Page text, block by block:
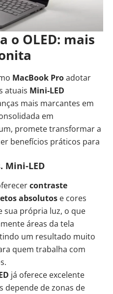
o OLED: mais
MacBook Proadotar
atuais Mini-LED
mais marcantes em
em
promete transformar a
benefícios práticos para
Mini-LED
contraste
absolutos e cores
sua própria luz, o que
áreas da tela
um resultado muito
quem trabalha com
já oferece excelente
depende de zonas de